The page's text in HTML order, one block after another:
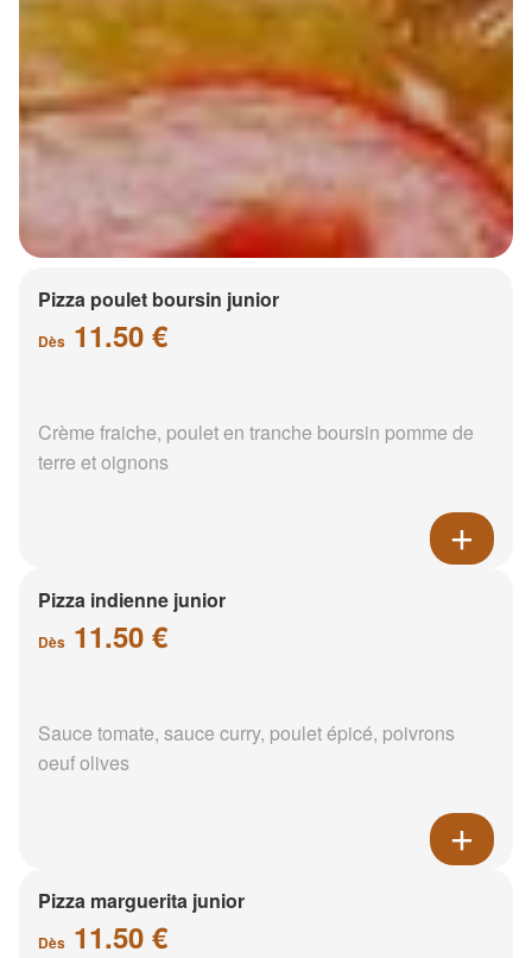
Pizza poulet boursin junior
Dès 11.50 €
Crème fraiche, poulet en tranche boursin pomme de
terre et oignons
Pizza indienne junior
Dès 11.50 €
Sauce tomate, sauce curry, poulet épicé, poivrons
oeuf olives
Pizza marguerita junior
Dès 11.50 €